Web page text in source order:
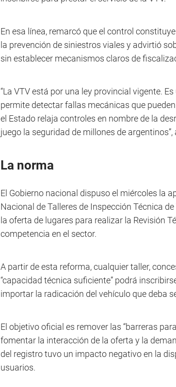
En esa línea, remarcó que el control
la prevención de siniestros viales y advirtió
sin establecer mecanismos claros de
“La VTV está por una ley provincial vigente.
permite detectar fallas mecánicas que
el Estado relaja controles en nombre de la
juego la seguridad de millones de argentinos”,
La norma
El Gobierno nacional dispuso el miércoles la
Nacional de Talleres de Inspección Técnica
la oferta de lugares para realizar la Revisión
competencia en el sector.
A partir de esta reforma, cualquier taller,
“capacidad técnica suficiente” podrá
importar la radicación del vehículo que deba
El objetivo oficial es remover las “barreras
fomentar la interacción de la oferta y la
del registro tuvo un impacto negativo en la
usuarios.